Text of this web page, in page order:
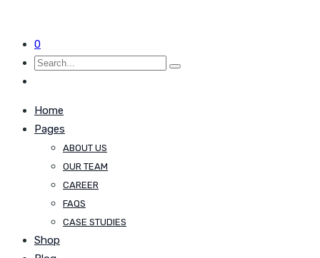
0
Home
Pages
ABOUT US
OUR TEAM
CAREER
FAQS
CASE STUDIES
Shop